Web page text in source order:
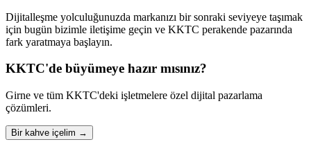
Dijitalleşme yolculuğunuzda markanızı bir sonraki seviyeye taşımak
için bugün bizimle iletişime geçin ve KKTC perakende pazarında
fark yaratmaya başlayın.
KKTC'de büyümeye hazır mısınız?
Girne ve tüm KKTC'deki işletmelere özel dijital pazarlama
çözümleri.
Bir kahve içelim →